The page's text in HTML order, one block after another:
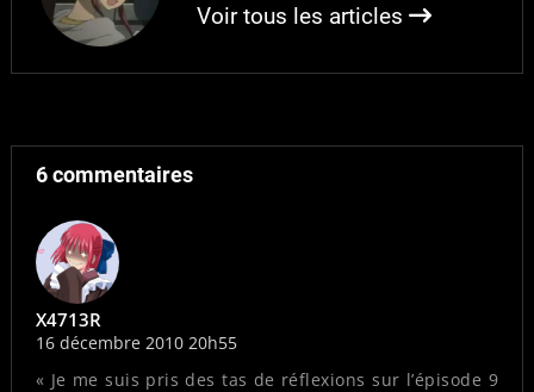
Voir tous les articles
6 commentaires
X4713R
16 décembre 2010 20h55
« Je me suis pris des tas de réflexions sur l’épisode 9